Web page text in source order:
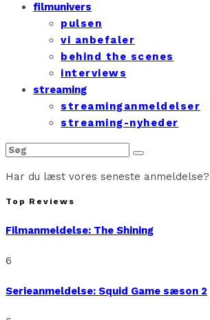
filmunivers
pulsen
vi anbefaler
behind the scenes
interviews
streaming
streaminganmeldelser
streaming-nyheder
Har du læst vores seneste anmeldelse?
Top Reviews
Filmanmeldelse: The Shining
6
Serieanmeldelse: Squid Game sæson 2